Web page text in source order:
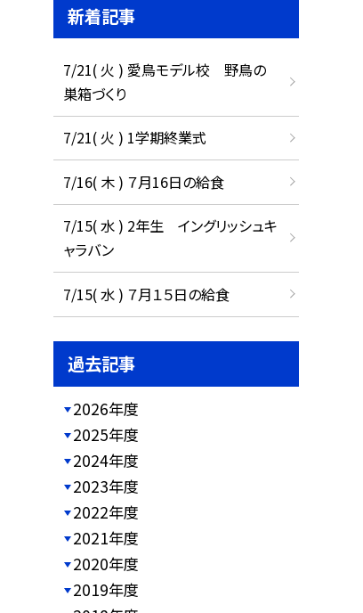
新着記事
7/21( 火 ) 愛鳥モデル校 野鳥の
巣箱づくり
7/21( 火 ) 1学期終業式
7/16( 木 ) ７月16日の給食
7/15( 水 ) 2年生 イングリッシュキ
ャラバン
7/15( 水 ) ７月１５日の給食
過去記事
2026年度
2025年度
2024年度
2023年度
2022年度
2021年度
2020年度
2019年度